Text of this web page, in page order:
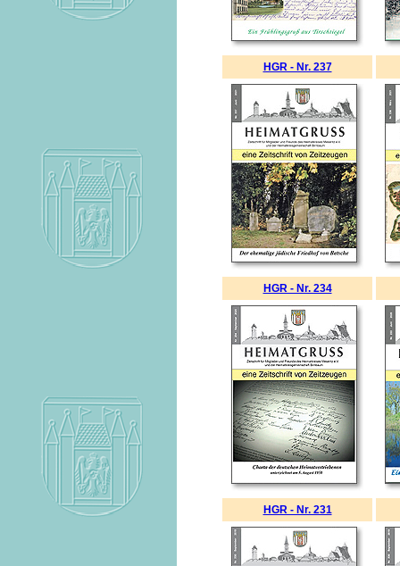
HGR - Nr. 237
HGR - Nr. 234
HGR - Nr. 231